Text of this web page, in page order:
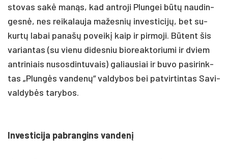
sto­vas sakė manąs, kad ant­ro­ji Plun­gei būtų nau­din­
gesnė, nes rei­ka­lau­ja ma­žes­nių in­ves­ti­cijų, bet su­
kurtų la­bai pa­našų po­veikį kaip ir pirmoji. Būtent šis
va­rian­tas (su vie­nu di­des­niu bio­reak­to­riu­mi ir dviem
ant­ri­niais nu­sos­din­tu­vais) ga­liau­siai ir bu­vo pa­si­rink­
tas „Plungės van­denų“ val­dy­bos bei pa­tvir­tin­tas Sa­vi­
val­dybės ta­ry­bos.
In­ves­ti­ci­ja pa­bran­gins van­denį